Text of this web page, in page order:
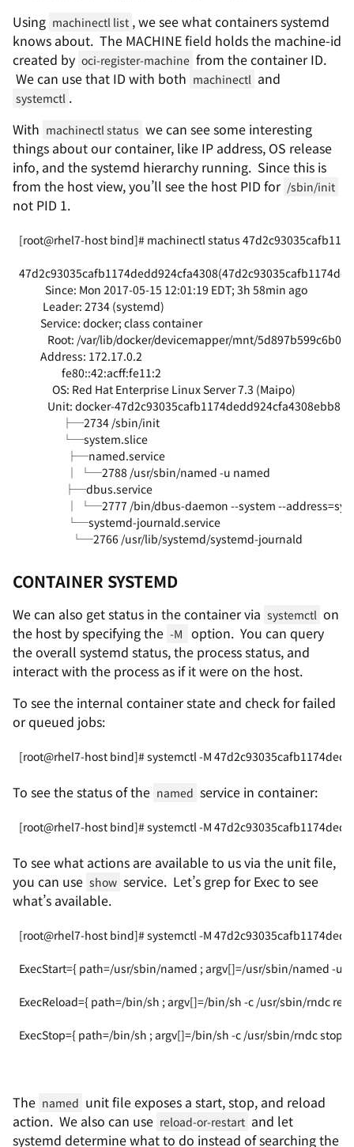
Using machinectl list , we see what containers systemd
knows about. The MACHINE field holds the machine-id
created by oci-register-machine from the container ID.
We can use that ID with both machinectl and
systemctl .
With machinectl status we can see some interesting
things about our container, like IP address, OS release
info, and the systemd hierarchy running. Since this is
from the host view, you’ll see the host PID for /sbin/init
not PID 1.
[root@rhel7-host bind]# machinectl status
Since: Mon 2017-05-15 12:01:19 EDT; 3h 58min ago
Leader: 2734 (systemd)
Service: docker; class container
Root: /var/lib/docker/devicemapper/mnt/
Address: 172.17.0.2
fe80::42:acff:fe11:2
OS: Red Hat Enterprise Linux Server 7.3 (Maipo)
Unit: docker-
├─2734 /sbin/init
└─system.slice
├─named.service
│ └─2788 /usr/sbin/named -u named
├─dbus.service
│ └─2777 /bin/dbus-daemon --system --
└─systemd-journald.service
└─2766 /usr/lib/systemd/systemd-journald
CONTAINER SYSTEMD
We can also get status in the container via systemctl on
the host by specifying the -M option. You can query
the overall systemd status, the process status, and
interact with the process as if it were on the host.
To see the internal container state and check for failed
or queued jobs:
[root@rhel7-host bind]# systemctl -M
To see the status of the named service in container:
[root@rhel7-host bind]# systemctl -M
To see what actions are available to us via the unit file,
you can use show service. Let’s grep for Exec to see
what’s available.
[root@rhel7-host bind]# systemctl -M
ExecStart={ path=/usr/sbin/named ; argv[]=/usr/sbin/named -u
ExecReload={ path=/bin/sh ; argv[]=/bin/sh -c /usr/sbin/rndc
ExecStop={ path=/bin/sh ; argv[]=/bin/sh -c /usr/sbin/rndc stop
The named unit file exposes a start, stop, and reload
action. We also can use reload-or-restart and let
systemd determine what to do instead of searching the